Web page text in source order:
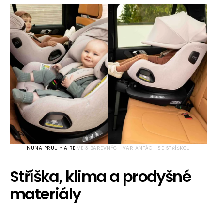
NUNA PRUU™ AIRE VE 3 BAREVNÝCH VARIANTÁCH SE STŘÍŠKOU
Stříška, klima a prodyšné
materiály